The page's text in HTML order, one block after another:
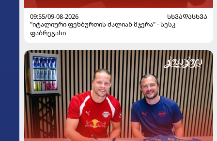
09:55/09-08-2026
ᲡᲮᲕᲐᲓᲐᲡᲮᲕᲐ
"იტალიური ფეხბურთის ძალიან მჯერა" - სესკ
ფაბრეგასი